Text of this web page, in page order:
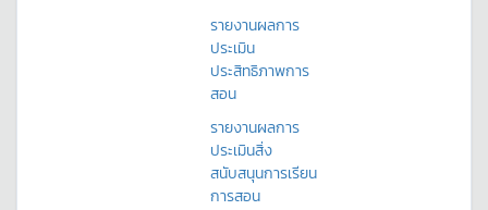
รายงานผลการ
ประเมิน
ประสิทธิภาพการ
สอน
รายงานผลการ
ประเมินสิ่ง
สนับสนุนการเรียน
การสอน